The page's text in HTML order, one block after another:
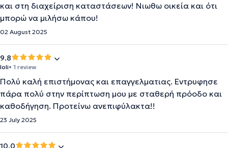
και στη διαχείριση καταστάσεων! Νιωθω οικεία και ότι
μπορώ να μιλήσω κάπου!
02 August 2025
9.8
Ioli• 1 review
Πολύ καλή επιστήμονας και επαγγελματιας. Εντρυφησε
πάρα πολύ στην περίπτωση μου με σταθερή πρόοδο και
καθοδήγηση. Προτείνω ανεπιφύλακτα!!
23 July 2025
10.0